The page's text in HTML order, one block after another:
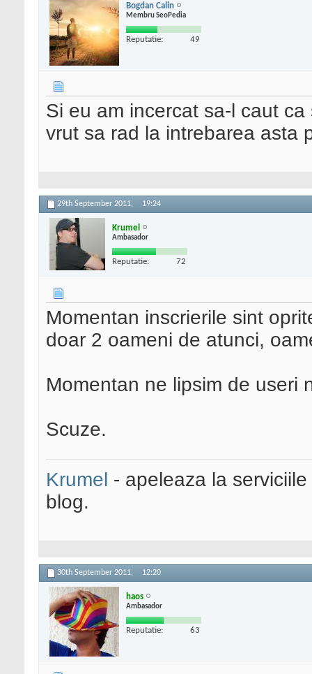
Bogdan Calin
Membru SeoPedia
Reputatie: 49
Si eu am incercat sa-l caut
vrut sa rad la intrebarea asta
29th September 2011, 19:24
Krumel
Ambasador
Reputatie: 72
Momentan inscrierile sint
doar 2 oameni de atunci,
Momentan ne lipsim de useri
Scuze.
Krumel - apeleaza la
blog.
30th September 2011, 12:20
haos
Ambasador
Reputatie: 63